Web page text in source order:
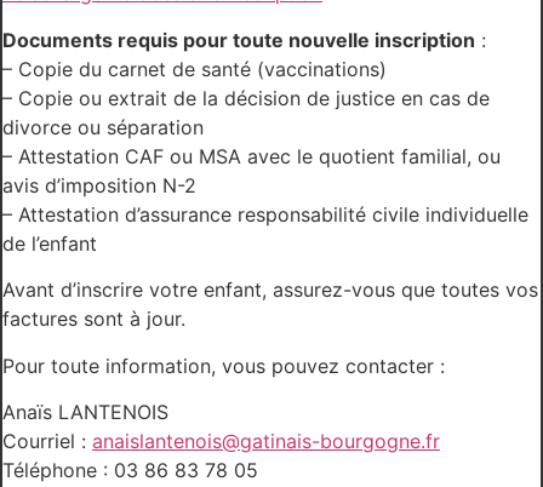
Documents requis pour toute nouvelle inscription :
– Copie du carnet de santé (vaccinations)
– Copie ou extrait de la décision de justice en cas de
divorce ou séparation
– Attestation CAF ou MSA avec le quotient familial, ou
avis d’imposition N-2
– Attestation d’assurance responsabilité civile individuelle
de l’enfant
Avant d’inscrire votre enfant, assurez-vous que toutes vos
factures sont à jour.
Pour toute information, vous pouvez contacter :
Anaïs LANTENOIS
Courriel : anaislantenois@gatinais-bourgogne.fr
Téléphone : 03 86 83 78 05